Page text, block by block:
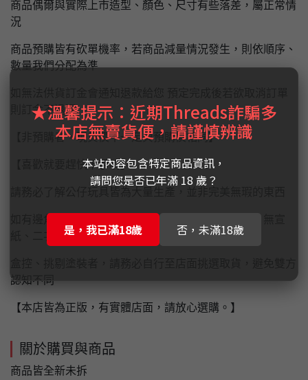
商品偶爾與實際上市造型、顏色、尺寸有些落差，屬正常情
況
商品預購皆有砍單機率，若商品減量情況發生，則依順序、
數量我們分配為準
則訂金不退還
【非預購者，現貨價不一定與預購價相同】
【喜歡就要趕快下手唷】
如有邊角盒損、色差、長痣、溢色、殘膠、關節鬆、無宣
紙、二次膠...等問題屬正常情況，無法退換貨
認知不同
【本店皆為正版，有實體店面，請放心選購。】
關於購買與商品
商品皆全新未拆
★溫馨提示：近期Threads詐騙多
本店無賣貨便，請謹慎辨識
本站內容包含特定商品資訊，
請問您是否已年滿 18 歲？
是，我已滿18歲 否，未滿18歲